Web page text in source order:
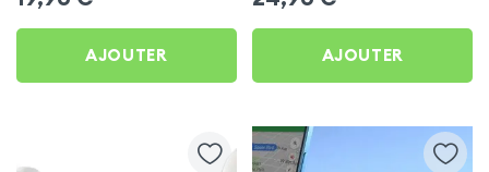
AJOUTER AJOUTER